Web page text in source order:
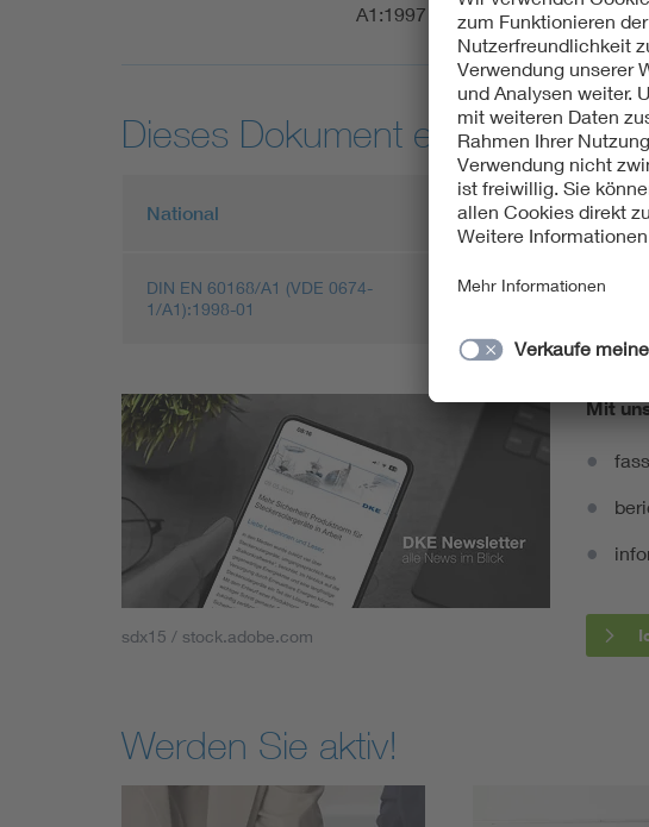
A1:1997 + A2:2000
Dieses Dokument entspricht:
National Europäisch
DIN EN 60168/A1 (VDE 0674-
1/A1):1998-01
EN 60168:1994/
sdx15 / stock.adobe.com
Mit
Werden Sie aktiv!